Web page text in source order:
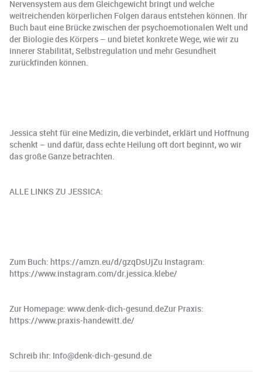
Nervensystem aus dem Gleichgewicht bringt und welche
weitreichenden körperlichen Folgen daraus entstehen können. Ihr
Buch baut eine Brücke zwischen der psychoemotionalen Welt und
der Biologie des Körpers – und bietet konkrete Wege, wie wir zu
innerer Stabilität, Selbstregulation und mehr Gesundheit
zurückfinden können.
Jessica steht für eine Medizin, die verbindet, erklärt und Hoffnung
schenkt – und dafür, dass echte Heilung oft dort beginnt, wo wir
das große Ganze betrachten.
ALLE LINKS ZU JESSICA:
Zum Buch: https://amzn.eu/d/gzqDsUjZu Instagram:
https://www.instagram.com/dr.jessica.klebe/
Zur Homepage: www.denk-dich-gesund.deZur Praxis:
https://www.praxis-handewitt.de/
Schreib ihr: Info@denk-dich-gesund.de